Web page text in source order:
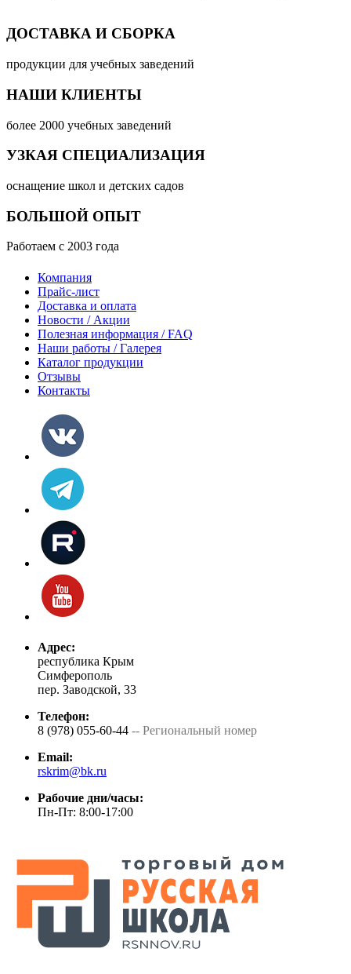
ДОСТАВКА И СБОРКА
продукции для учебных заведений
НАШИ КЛИЕНТЫ
более 2000 учебных заведений
УЗКАЯ СПЕЦИАЛИЗАЦИЯ
оснащение школ и детских садов
БОЛЬШОЙ ОПЫТ
Работаем с 2003 года
Компания
Прайс-лист
Доставка и оплата
Новости / Акции
Полезная информация / FAQ
Наши работы / Галерея
Каталог продукции
Отзывы
Контакты
Адрес:
республика Крым
Симферополь
пер. Заводской, 33
Телефон:
8 (978) 055-60-44 -- Региональный номер
Email:
rskrim@bk.ru
Рабочие дни/часы:
Пн-Пт: 8:00-17:00